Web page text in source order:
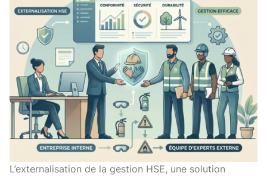
L’externalisation de la gestion HSE, une solution